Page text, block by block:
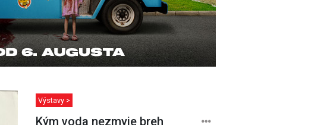
Výstavy >
Kým voda nezmyje breh